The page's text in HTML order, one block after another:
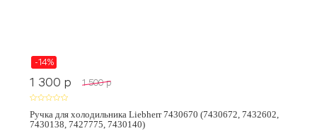
-14%
1 300 p 1 500 p
Ручка для холодильника Liebherr 7430670 (7430672, 7432602,
7430138, 7427775, 7430140)